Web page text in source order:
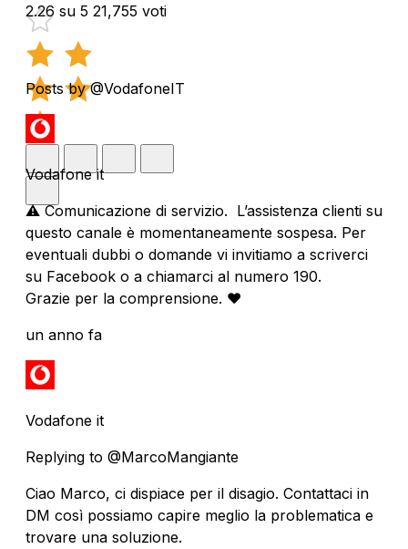
2.26 su 5 21,755 voti
Posts by @VodafoneIT
Vodafone it
⚠️ Comunicazione di servizio. L’assistenza clienti su
questo canale è momentaneamente sospesa. Per
eventuali dubbi o domande vi invitiamo a scriverci
su Facebook o a chiamarci al numero 190.
Grazie per la comprensione. ❤️
un anno fa
Vodafone it
Replying to @MarcoMangiante
Ciao Marco, ci dispiace per il disagio. Contattaci in
DM così possiamo capire meglio la problematica e
trovare una soluzione.